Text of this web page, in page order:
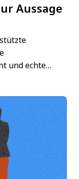
Aussage
und echte…